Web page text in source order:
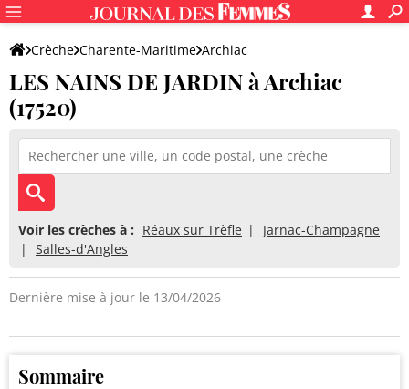
Crèche Charente-Maritime Archiac
LES NAINS DE JARDIN
LES NAINS DE JARDIN à Archiac
(17520)
Voir les crèches à : Réaux sur Trèfle
Jarnac-Champagne
Salles-d'Angles
Dernière mise à jour le 13/04/2026
Sommaire